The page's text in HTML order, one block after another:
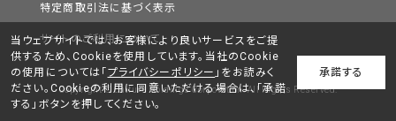
特定商取引法に基づく表示
サイトのご利用について
Copyright © Chifure Holdings Corporation. All Rights Reserved.
当ウェブサイトでは、お客様により良いサービスをご提
供するため、Cookieを使用しています。当社のCookie
の使用については「 プライバシーポリシー 」をお読みく
ださい。Cookieの利用に同意いただける場合は、「承諾
する」ボタンを押してください。
承諾する